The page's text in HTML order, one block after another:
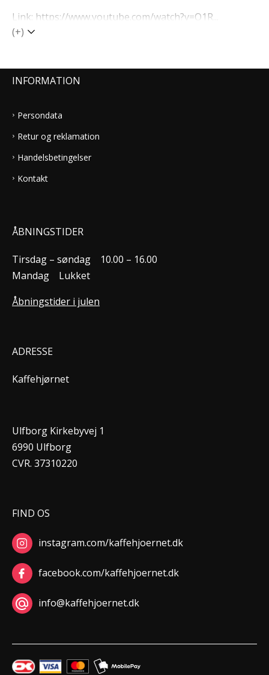
Link: https://www.youtube.com/watch?v=O1R...
(+)
INFORMATION
Persondata
Retur og reklamation
Handelsbetingelser
Kontakt
ÅBNINGSTIDER
Tirsdag – søndag
10.00 – 16.00
Mandag
Lukket
Åbningstider i julen
ADRESSE
Kaffehjørnet
Ulfborg Kirkebyvej 1
6990 Ulfborg
CVR. 37310220
FIND OS
instagram.com/kaffehjoernet.dk
facebook.com/kaffehjoernet.dk
info@kaffehjoernet.dk